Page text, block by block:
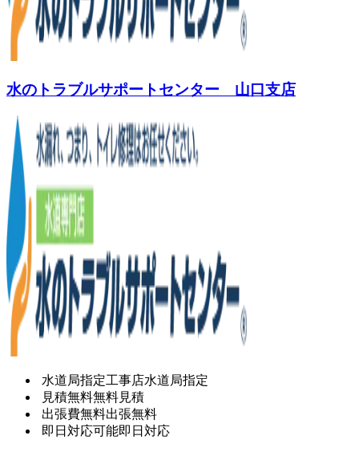
水のトラブルサポートセンター 山口支店
水道局指定工事店水道局指定
見積無料無料見積
出張費無料出張無料
即日対応可能即日対応